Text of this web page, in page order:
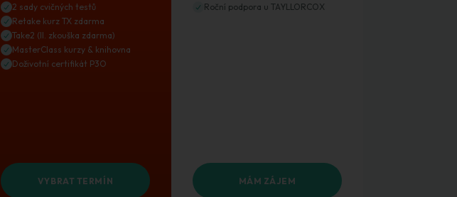
2 sady cvičných testů
Retake kurz TX zdarma
Take2 (II. zkouška zdarma)
MasterClass kurzy & knihovna
Doživotní certifikát P3O
VYBRAT TERMÍN
Roční podpora u TAYLLORCOX
MÁM ZÁJEM